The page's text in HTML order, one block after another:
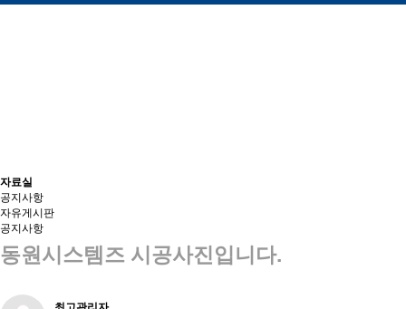
자료실
공지사항
자유게시판
공지사항
동원시스템즈 시공사진입니다.